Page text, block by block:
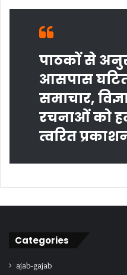
पाठकों से
आसपास
समाचार,
रचनाओं को
त्‍वरित
Categories
ajab-gajab